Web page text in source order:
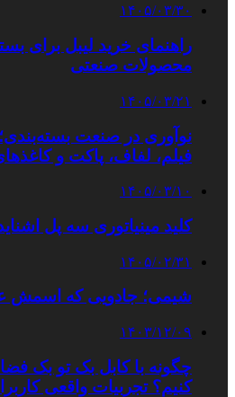
۱۴۰۵/۰۳/۳۰
راهنمای خرید لیبل برای
محصولات صنعتی
۱۴۰۵/۰۳/۲۱
نوآوری در صنعت
فیلم، لفاف، پاکت و
۱۴۰۵/۰۳/۱۰
کلید مینیاتوری سه پل
۱۴۰۵/۰۲/۳۱
شیمی؛ جادویی که اسمش
۱۴۰۳/۱۲/۰۹
چگونه با کابل بک تو بک
کنیم؟ تجربیات واقعی